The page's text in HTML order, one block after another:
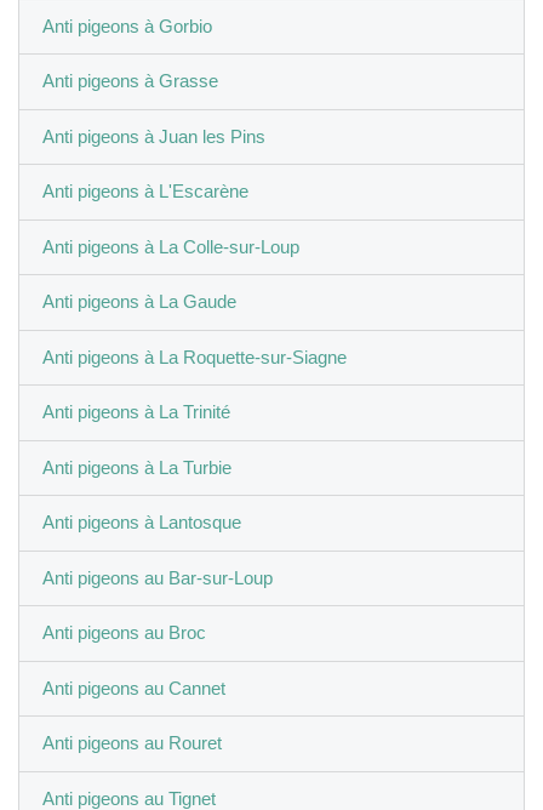
Anti pigeons à Gorbio
Anti pigeons à Grasse
Anti pigeons à Juan les Pins
Anti pigeons à L'Escarène
Anti pigeons à La Colle-sur-Loup
Anti pigeons à La Gaude
Anti pigeons à La Roquette-sur-Siagne
Anti pigeons à La Trinité
Anti pigeons à La Turbie
Anti pigeons à Lantosque
Anti pigeons au Bar-sur-Loup
Anti pigeons au Broc
Anti pigeons au Cannet
Anti pigeons au Rouret
Anti pigeons au Tignet